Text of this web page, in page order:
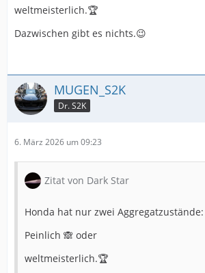
weltmeisterlich.🏆
Dazwischen gibt es nichts.😉
MUGEN_S2K
Dr. S2K
6. März 2026 um 09:23
Zitat von Dark Star
Honda hat nur zwei Aggregatzustände:
Peinlich 🙈 oder
weltmeisterlich.🏆